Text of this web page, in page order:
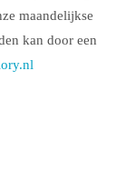
maandelijkse
kan door een